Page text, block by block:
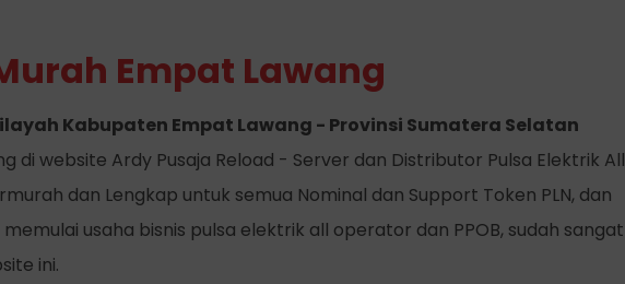
Empat Lawang
Kabupaten Empat Lawang - Provinsi Sumatera Selatan
di website Ardy Pusaja Reload - Server dan Distributor Pulsa Elektrik All
dan Lengkap untuk semua Nominal dan Support Token PLN, dan
memulai usaha bisnis pulsa elektrik all operator dan PPOB, sudah sangat
ini.